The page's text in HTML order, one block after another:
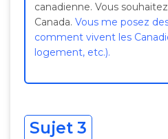
canadienne. Vous
Canada. Vous me posez
comment vivent les
logement, etc.).
Sujet 3